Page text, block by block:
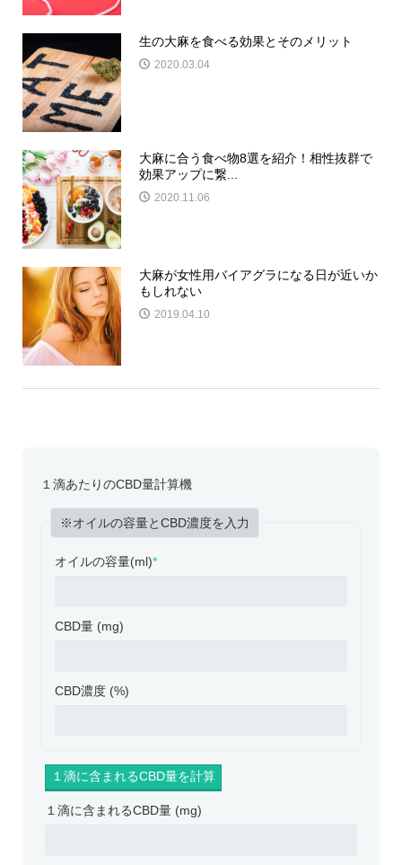
生の大麻を食べる効果とそのメリット
2020.03.04
大麻に合う食べ物8選を紹介！相性抜群で
効果アップに繋...
2020.11.06
大麻が女性用バイアグラになる日が近いか
もしれない
2019.04.10
１滴あたりのCBD量計算機
※オイルの容量とCBD濃度を入力
オイルの容量(ml)*
CBD量 (mg)
CBD濃度 (%)
１滴に含まれるCBD量 (mg)